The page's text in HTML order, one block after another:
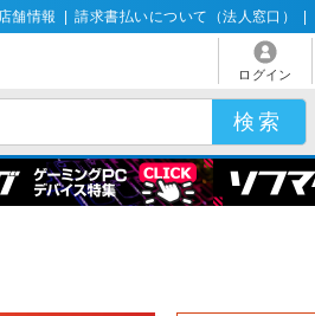
店舗情報 請求書払いについて（法人窓口）
ログイン